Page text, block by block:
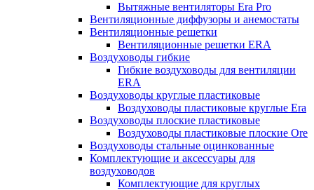
Вытяжные вентиляторы Era Pro
Вентиляционные диффузоры и анемостаты
Вентиляционные решетки
Вентиляционные решетки ERA
Воздуховоды гибкие
Гибкие воздуховоды для вентиляции
ERA
Воздуховоды круглые пластиковые
Воздуховоды пластиковые круглые Era
Воздуховоды плоские пластиковые
Воздуховоды пластиковые плоские Ore
Воздуховоды стальные оцинкованные
Комплектующие и аксессуары для
воздуховодов
Комплектующие для круглых